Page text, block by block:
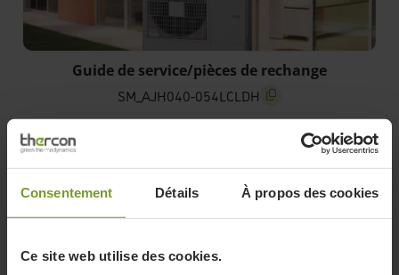
Consentement Détails À propos des cookies
Ce site web utilise des cookies.
SM_AJH040-054LCLDH screenreader.copy title
Guide de service/pièces de rechange